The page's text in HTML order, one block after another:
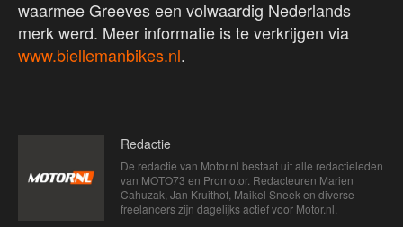
waarmee Greeves een volwaardig Nederlands
merk werd. Meer informatie is te verkrijgen via
www.biellemanbikes.nl.
Redactie
De redactie van Motor.nl bestaat uit alle redactieleden
van MOTO73 en Promotor. Redacteuren Marien
Cahuzak, Jan Kruithof, Maikel Sneek en diverse
freelancers zijn dagelijks actief voor Motor.nl.